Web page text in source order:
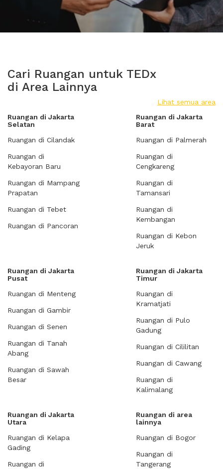
Cari Ruangan untuk TEDx
di Area Lainnya
Lihat semua area
Ruangan di Jakarta
Selatan
Ruangan di Cilandak
Ruangan di
Kebayoran Baru
Ruangan di Mampang
Prapatan
Ruangan di Tebet
Ruangan di Pancoran
Ruangan di Jakarta
Barat
Ruangan di Palmerah
Ruangan di
Cengkareng
Ruangan di
Tamansari
Ruangan di
Kembangan
Ruangan di Kebon
Jeruk
Ruangan di Jakarta
Pusat
Ruangan di Menteng
Ruangan di Gambir
Ruangan di Senen
Ruangan di Tanah
Abang
Ruangan di Sawah
Besar
Ruangan di Jakarta
Timur
Ruangan di
Kramatjati
Ruangan di Pulo
Gadung
Ruangan di Cililitan
Ruangan di Cawang
Ruangan di
Kalimalang
Ruangan di Jakarta
Utara
Ruangan di Kelapa
Gading
Ruangan di
Ruangan di area
lainnya
Ruangan di Bogor
Ruangan di
Tangerang